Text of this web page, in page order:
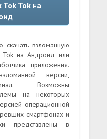
Tok на
скачать взломанную
на Андроид или
приложения.
версии,
Возможны
на некоторых
операционной
смартфонах и
представлены в